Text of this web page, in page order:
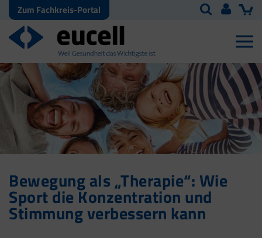
Zum Fachkreis-Portal
Bewegung als „Therapie“: Wie
Sport die Konzentration und
Stimmung verbessern kann